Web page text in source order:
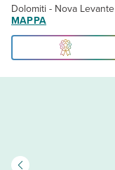
Dolomiti - Nova Levante
MAPPA